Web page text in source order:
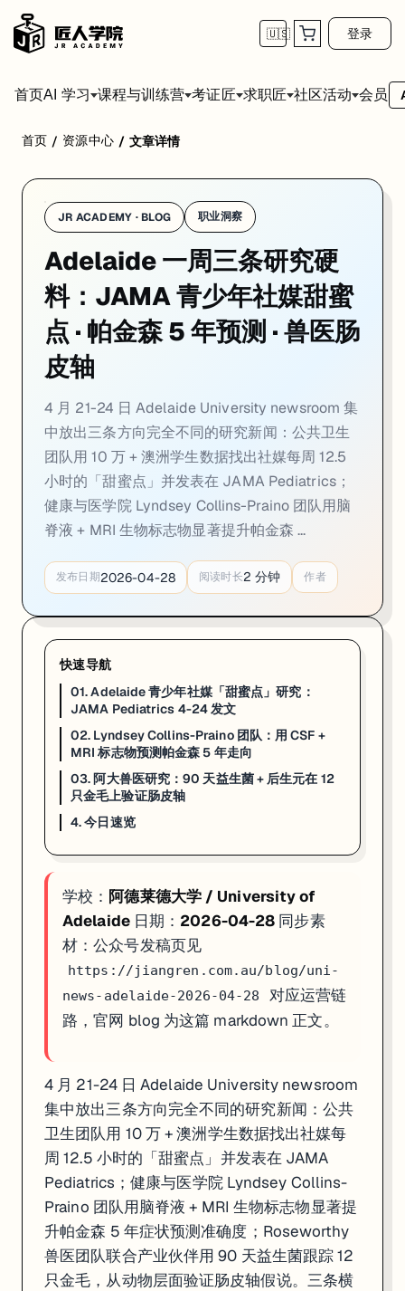
🇺🇸 登录
首页AI 学习 课程与训练营 考证匠 求职匠 社区活动 会员
学校：阿德莱德大学 / University of Adelaide
4 月 21-24 日 Adelaide University newsroom 集中放出三条方向完全
01. Adelaide 青少年社媒「甜蜜点」研究：
：Adelaide University 公共卫生团队 4 月 24 日在 newsroom
Adelaide University 公共卫生团队 4 月 24 日通过 newsroom 公布最
核心发现是：社媒时长和青少年福祉之间不是单调关系，而是一条倒
对走 Public Health / Psychology / Social Work 方向的国际学生，这
02. Lyndsey Collins-Praino 团队：用 CSF +
：Adelaide University 健康与医学院 4 月 22 日发布两篇配套研
Adelaide University 健康与医学院 4 月 22 日同步发布两篇配套研究
Collins-Praino 的判断很直接：在两项研究里，加入生物标志物相比只
团队下一步计划把血液标志物 + 神经影像 + 生活史一起放进模型，正
来源：Adelaide University Newsroom · 2026-04-22
03. 阿大兽医研究：90 天益生菌 + 后生元在 12
：Adelaide University 4 月 21 日公布一项兽医微生物组研究
Adelaide University 4 月 21 日宣布一项兽医微生物组研究：研究团队
90 天每日补充后，金毛肠道和皮肤样本里都检出了显著增加的有益菌
走 Veterinary Science、Animal Science、Food and Nutrition 方向的
来源：Adelaide University Newsroom · 2026-04-21
4. 今日速览
01 · 公共卫生
02 · 神经医学：Lyndsey Collins-Praino 团队用 CSF + MRI 标志
03 · 兽医科研 ：90 天益生菌跟踪 12 只金毛 · 肠道 + 皮肤同步出
如果你在看 ADELAIDE 的申请、奖学金或研究机会，这篇可以直接当作
首页 / 资源中心 / 文章详情
JR ACADEMY · BLOG 职业洞察
Adelaide 一周三条研究硬
料：JAMA 青少年社媒甜蜜
点 · 帕金森 5 年预测 · 兽医肠
皮轴
4 月 21-24 日 Adelaide University newsroom 集
中放出三条方向完全不同的研究新闻：公共卫生
团队用 10 万 + 澳洲学生数据找出社媒每周 12.5
小时的「甜蜜点」并发表在 JAMA Pediatrics；
健康与医学院 Lyndsey Collins-Praino 团队用脑
脊液 + MRI 生物标志物显著提升帕金森 ...
发布日期2026-04-28 阅读时长2 分钟 作者
快速导航
01. Adelaide 青少年社媒「甜蜜点」研究：
JAMA Pediatrics 4-24 发文
02. Lyndsey Collins-Praino 团队：用 CSF +
MRI 标志物预测帕金森 5 年走向
03. 阿大兽医研究：90 天益生菌 + 后生元在 12
只金毛上验证肠皮轴
4. 今日速览
学校： 阿德莱德大学 / University of
Adelaide日期： 2026-04-28 同步素
材：公众号发稿页见
https://jiangren.com.au/blog/uni-
news-adelaide-2026-04-28
对应运营链
路，官网 blog 为这篇 markdown 正文。
4 月 21-24 日 Adelaide University newsroom
集中放出三条方向完全不同的研究新闻：公共
卫生团队用 10 万 + 澳洲学生数据找出社媒每
周 12.5 小时的「甜蜜点」并发表在 JAMA
Pediatrics；健康与医学院 Lyndsey Collins-
Praino 团队用脑脊液 + MRI 生物标志物显著提
升帕金森 5 年症状预测准确度；Roseworthy
兽医团队联合产业伙伴用 90 天益生菌跟踪 12
只金毛，从动物层面验证肠皮轴假说。三条横